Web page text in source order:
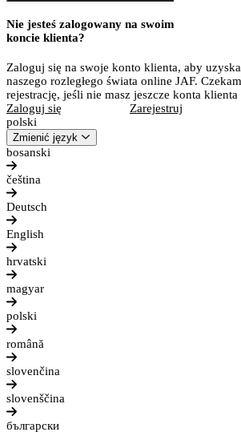
Nie jesteś zalogowany na swoim
koncie klienta?
Zaloguj się na swoje konto klienta, aby
naszego rozległego świata online JAF.
rejestrację, jeśli nie masz jeszcze konta
Zaloguj się
Zarejestruj
polski
Zmienić język
bosanski
čeština
Deutsch
English
hrvatski
magyar
polski
română
slovenčina
slovenščina
български